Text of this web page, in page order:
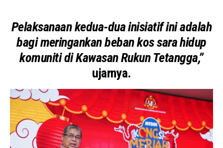
Pelaksanaan kedua-dua inisiatif ini adalah
bagi meringankan beban kos sara hidup
komuniti di Kawasan Rukun Tetangga,”
ujarnya.